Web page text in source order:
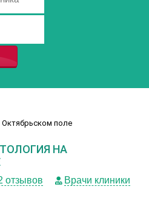
поле
НА
отзывов Врачи клиники